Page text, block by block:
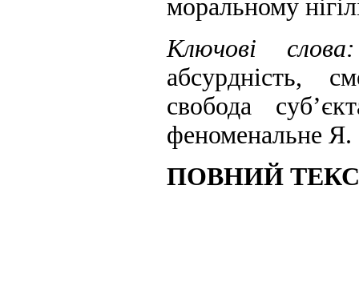
моральному
Ключові
абсурдність,
свобода
феноменальне Я.
ПОВНИЙ ТЕКС